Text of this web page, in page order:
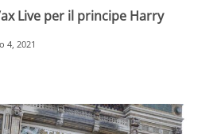
Live per il principe Harry
4, 2021